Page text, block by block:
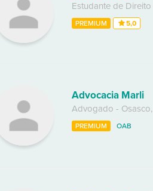
Estudante de Direito
PREMIUM 5,0
Advocacia Marli
Advogado - Osasco,
PREMIUM OAB